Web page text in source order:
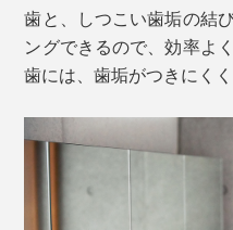
歯と、しつこい歯垢の結
ングできるので、効率よ
歯には、歯垢がつきにくく